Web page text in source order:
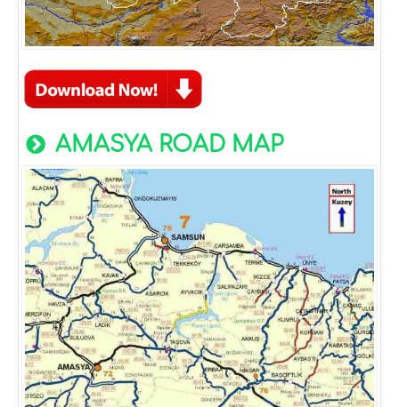
AMASYA ROAD MAP